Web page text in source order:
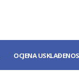
OCJENA